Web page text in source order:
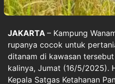
JAKARTA – Kampung
rupanya cocok untuk
ditanam di kawasan tersebut
kalinya, Jumat (16/5/2025).
Kepala Satgas Ketahanan